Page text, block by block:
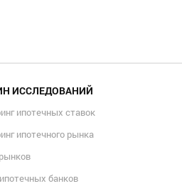
ИССЛЕДОВАНИЙ
ипотечных ставок
ипотечного рынка
банков